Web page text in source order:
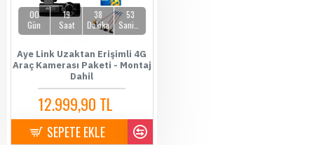
00
Gün
19
Saat
38
Dakika
51
Aye Link Uzaktan Erişimli 4G
Araç Kamerası Paketi - Montaj
Dahil
12.999,90 TL
SEPETE EKLE